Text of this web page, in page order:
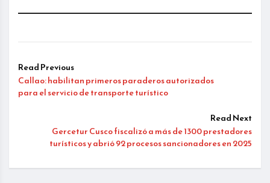
Read Previous
Callao: habilitan primeros paraderos autorizados
para el servicio de transporte turístico
Read Next
Gercetur Cusco fiscalizó a más de 1300 prestadores
turísticos y abrió 92 procesos sancionadores en 2025